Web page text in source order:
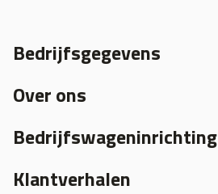
Bedrijfsgegevens
Over ons
Bedrijfswageninrichting
Klantverhalen